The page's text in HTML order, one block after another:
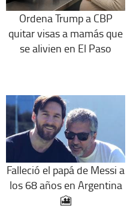
Ordena Trump a CBP
quitar visas a mamás que
se alivien en El Paso
Falleció el papá de Messi a
los 68 años en Argentina
🎦